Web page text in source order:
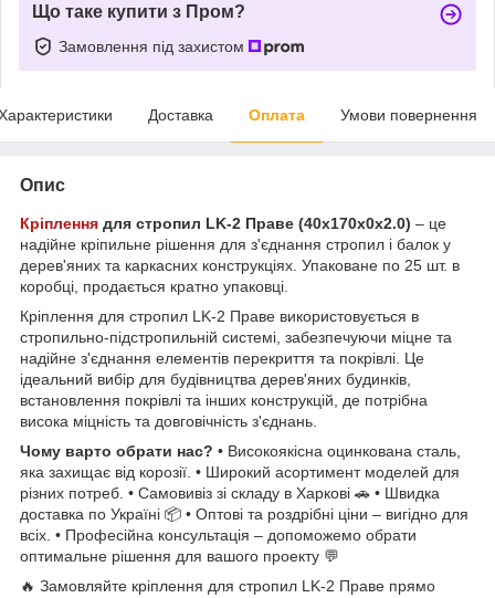
Що таке купити з Пром?
Замовлення під захистом
Доставка Оплата Умови повернення
Опис
Кріплення для стропил LK-2 Праве (40х170х0х2.0) – це
надійне кріпильне рішення для з'єднання стропил і балок у
дерев'яних та каркасних конструкціях. Упаковане по 25 шт. в
коробці, продається кратно упаковці.
Кріплення для стропил LK-2 Праве використовується в
стропильно-підстропильній системі, забезпечуючи міцне та
надійне з'єднання елементів перекриття та покрівлі. Це
ідеальний вибір для будівництва дерев'яних будинків,
встановлення покрівлі та інших конструкцій, де потрібна
висока міцність та довговічність з'єднань.
Чому варто обрати нас? • Високоякісна оцинкована сталь,
яка захищає від корозії. • Широкий асортимент моделей для
різних потреб. • Самовивіз зі складу в Харкові 🚗 • Швидка
доставка по Україні 📦 • Оптові та роздрібні ціни – вигідно для
всіх. • Професійна консультація – допоможемо обрати
оптимальне рішення для вашого проекту 💬
🔥 Замовляйте кріплення для стропил LK-2 Праве прямо